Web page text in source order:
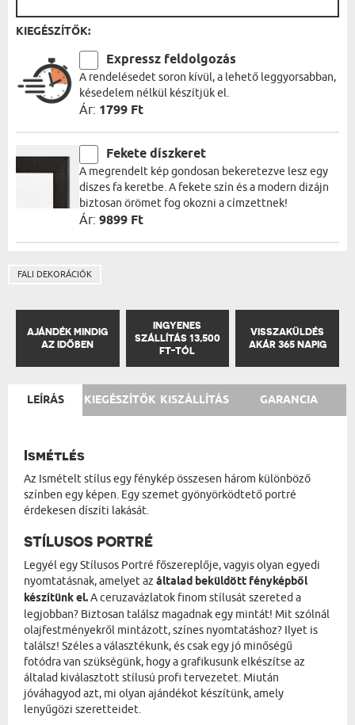
KIEGÉSZÍTŐK:
Expressz feldolgozás
A rendelésedet soron kívül, a lehető leggyorsabban,
késedelem nélkül készítjük el.
Ár: 1799 Ft
Fekete díszkeret
A megrendelt kép gondosan bekeretezve lesz egy
díszes fa keretbe. A fekete szín és a modern dizájn
biztosan örömet fog okozni a címzettnek!
Ár: 9899 Ft
FALI DEKORÁCIÓK
AJÁNDÉK MINDIG
AZ IDŐBEN
INGYENES
SZÁLLÍTÁS 13,500
FT-TÓL
VISSZAKÜLDÉS
AKÁR 365 NAPIG
LEÍRÁS KIEGÉSZÍTŐK KISZÁLLÍTÁS GARANCIA
Ismétlés
Az Ismételt stílus egy fénykép összesen három különböző
színben egy képen. Egy szemet gyönyörködtető portré
érdekesen díszíti lakását.
STÍLUSOS PORTRÉ
Legyél egy Stílusos Portré főszereplője, vagyis olyan egyedi
nyomtatásnak, amelyet az általad beküldött fényképből
készítünk el.A ceruzavázlatok finom stílusát szereted a
legjobban? Biztosan találsz magadnak egy mintát! Mit szólnál
olajfestményekről mintázott, színes nyomtatáshoz? Ilyet is
találsz! Széles a választékunk, és csak egy jó minőségű
fotódra van szükségünk, hogy a grafikusunk elkészítse az
általad kiválasztott stílusú profi tervezetet. Miután
jóváhagyod azt, mi olyan ajándékot készítünk, amely
lenyűgözi szeretteidet.